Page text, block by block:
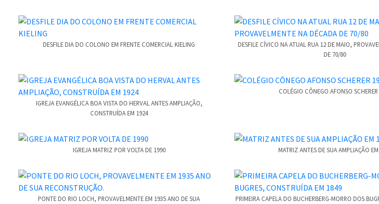
DESFILE DIA DO COLONO EM FRENTE COMERCIAL KIELING
DESFILE CÍVICO NA ATUAL RUA 12 DE MAIO,
DE 70/80
IGREJA EVANGÉLICA BOA VISTA DO HERVAL ANTES AMPLIAÇÃO,
CONSTRUÍDA EM 1924
COLÉGIO CÔNEGO AFONSO
IGREJA MATRIZ POR VOLTA DE 1990 MATRIZ ANTES DE SUA AMPLIAÇÃO
PONTE DO RIO LOCH, PROVAVELMENTE EM 1935 ANO DE SUA
PRIMEIRA CAPELA DO BUCHERBERG-MORRO DOS